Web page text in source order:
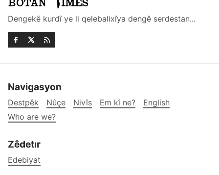
Dengekê kurdî ye li qelebalixîya dengê serdestan...
Navigasyon
Destpêk Nûçe Nivîs Em kî ne?
English
Who are we?
Zêdetır
Edebiyat